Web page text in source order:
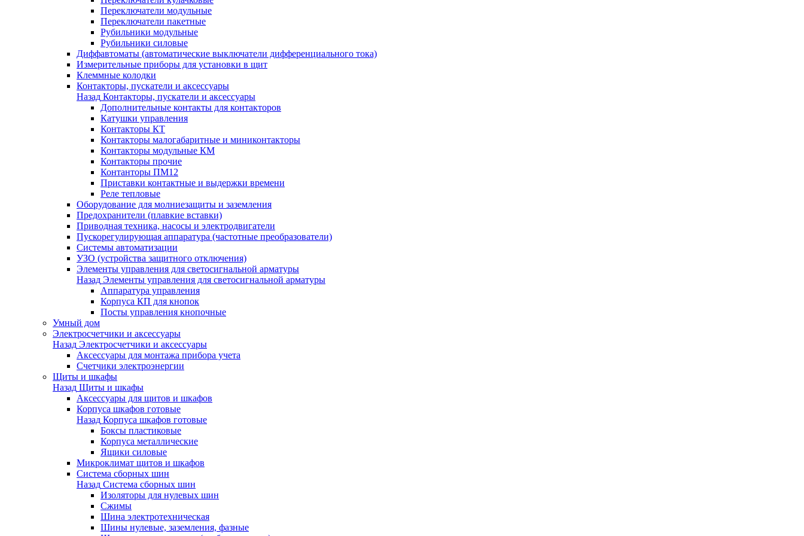
Переключатели модульные
Переключатели пакетные
Рубильники модульные
Рубильники силовые
Диффавтоматы (автоматические выключатели дифференциального тока)
Измерительные приборы для установки в щит
Клеммные колодки
Контакторы, пускатели и аксессуары
Назад Контакторы, пускатели и аксессуары
Дополнительные контакты для контакторов
Катушки управления
Контакторы КТ
Контакторы малогабаритные и миниконтакторы
Контакторы модульные КМ
Контакторы прочие
Контанторы ПМ12
Приставки контактные и выдержки времени
Реле тепловые
Оборудование для молниезащиты и заземления
Предохранители (плавкие вставки)
Приводная техника, насосы и электродвигатели
Пускорегулирующая аппаратура (частотные преобразователи)
Системы автоматизации
УЗО (устройства защитного отключения)
Элементы управления для светосигнальной арматуры
Назад Элементы управления для светосигнальной арматуры
Аппаратура управления
Корпуса КП для кнопок
Посты управления кнопочные
Умный дом
Электросчетчики и аксессуары
Назад Электросчетчики и аксессуары
Аксессуары для монтажа прибора учета
Счетчики электроэнергии
Щиты и шкафы
Назад Щиты и шкафы
Аксессуары для щитов и шкафов
Корпуса шкафов готовые
Назад Корпуса шкафов готовые
Боксы пластиковые
Корпуса металлические
Ящики силовые
Микроклимат щитов и шкафов
Система сборных шин
Назад Система сборных шин
Изоляторы для нулевых шин
Сжимы
Шина электротехническая
Шины нулевые, заземления, фазные